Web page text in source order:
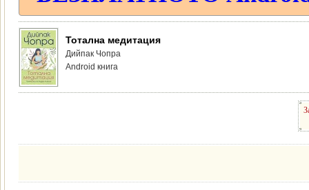
Тотална медитация
Дийпак Чопра
Android книга